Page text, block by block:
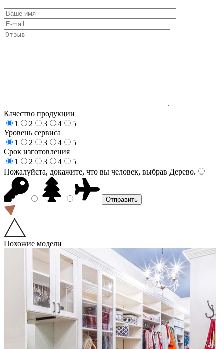
Качество продукции
1
2 3 4
5
Уровень сервиса
1
2 3 4
5
Срок изготовления
1
2 3 4
5
Пожалуйста, докажите, что вы человек, выбрав Дерево.
Похожие модели